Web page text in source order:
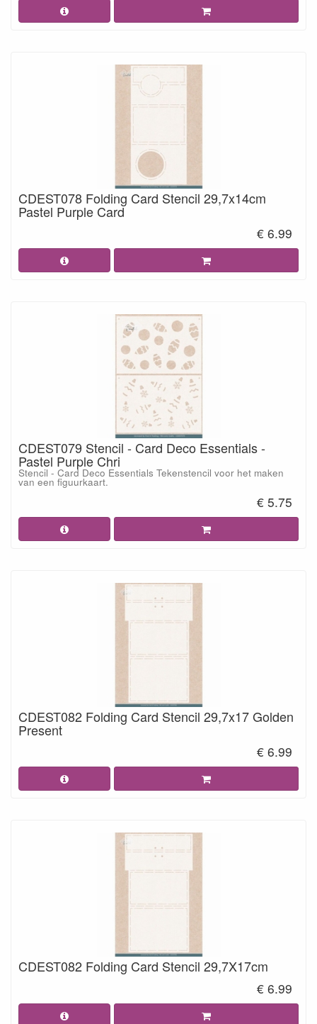
CDEST078 Folding Card Stencil 29,7x14cm
Pastel Purple Card
€ 6.99
CDEST079 Stencil - Card Deco Essentials -
Pastel Purple Chri
Stencil - Card Deco Essentials Tekenstencil voor het maken
van een figuurkaart.
€ 5.75
CDEST082 Folding Card Stencil 29,7x17 Golden
Present
€ 6.99
CDEST082 Folding Card Stencil 29,7X17cm
€ 6.99